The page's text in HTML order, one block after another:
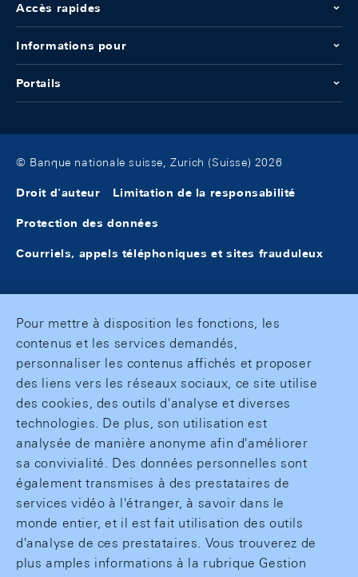
Accès rapides
Informations pour
Portails
© Banque nationale suisse, Zurich (Suisse) 2026
Droit d'auteur Limitation de la responsabilité
Protection des données
Courriels, appels téléphoniques et sites frauduleux
Pour mettre à disposition les fonctions, les
contenus et les services demandés,
personnaliser les contenus affichés et proposer
des liens vers les réseaux sociaux, ce site utilise
des cookies, des outils d'analyse et diverses
technologies. De plus, son utilisation est
analysée de manière anonyme afin d'améliorer
sa convivialité. Des données personnelles sont
également transmises à des prestataires de
services vidéo à l'étranger, à savoir dans le
monde entier, et il est fait utilisation des outils
d'analyse de ces prestataires. Vous trouverez de
plus amples informations à la rubrique Gestion